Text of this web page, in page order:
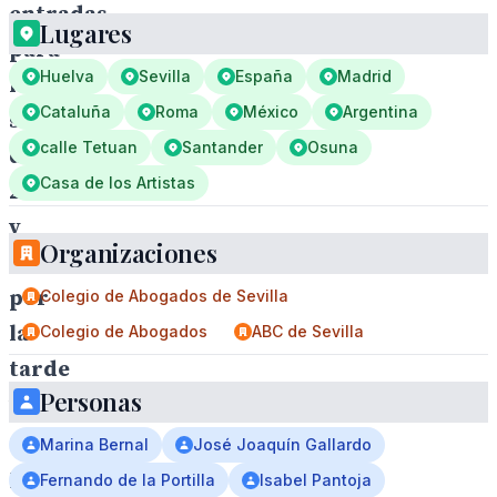
entradas
para
las
secciones
del
25
y
26
por
la
tarde
y
quedan
pocas
Lugares
Huelva Sevilla España
Madrid
Cataluña
Roma México
Argentina
calle Tetuan
Santander
Osuna
Casa de los Artistas
Organizaciones
Colegio de Abogados de Sevilla
Colegio de Abogados
ABC de Sevilla
Personas
Marina Bernal
José Joaquín Gallardo
Fernando de la Portilla
Isabel Pantoja